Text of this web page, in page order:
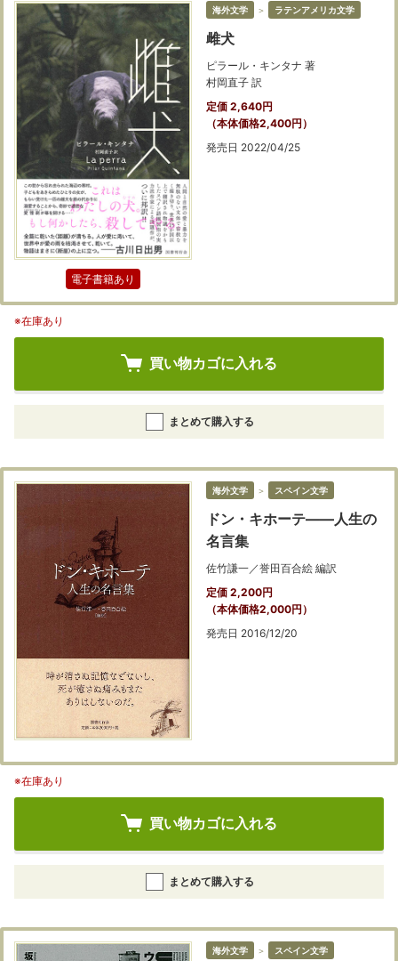
電子書籍あり
海外文学 ＞ ラテンアメリカ文学
雌犬
ピラール・キンタナ 著
村岡直子 訳
定価 2,640円
（本体価格2,400円）
発売日 2022/04/25
※在庫あり
買い物カゴに入れる
まとめて購入する
海外文学 ＞ スペイン文学
ドン・キホーテ――人生の
名言集
佐竹謙一／誉田百合絵 編訳
定価 2,200円
（本体価格2,000円）
発売日 2016/12/20
※在庫あり
買い物カゴに入れる
まとめて購入する
海外文学 ＞ スペイン文学